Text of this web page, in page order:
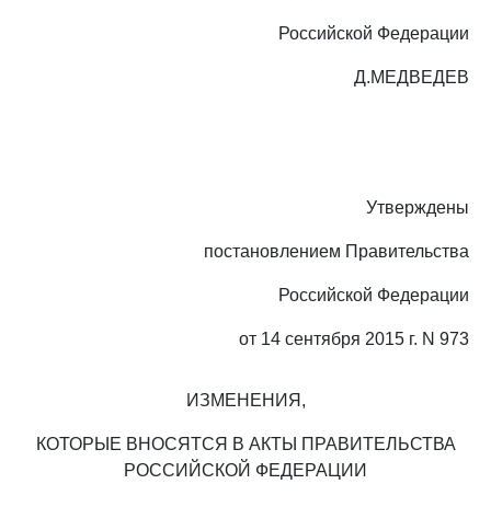
Российской Федерации
Д.МЕДВЕДЕВ
Утверждены
постановлением Правительства
Российской Федерации
от 14 сентября 2015 г. N 973
ИЗМЕНЕНИЯ,
КОТОРЫЕ ВНОСЯТСЯ В АКТЫ ПРАВИТЕЛЬСТВА
РОССИЙСКОЙ ФЕДЕРАЦИИ